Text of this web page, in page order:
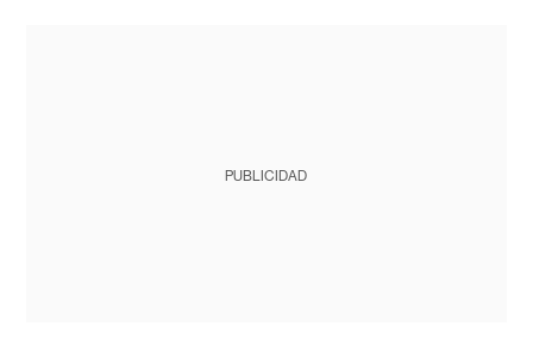
PUBLICIDAD